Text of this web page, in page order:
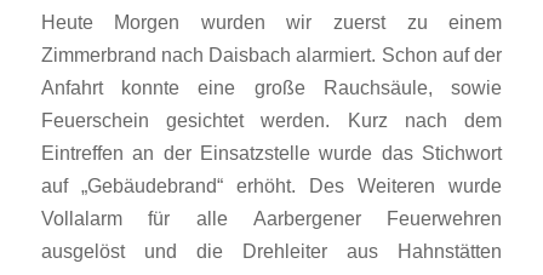
Heute Morgen wurden wir zuerst zu einem
Zimmerbrand nach Daisbach alarmiert. Schon auf der
Anfahrt konnte eine große Rauchsäule, sowie
Feuerschein gesichtet werden. Kurz nach dem
Eintreffen an der Einsatzstelle wurde das Stichwort
auf „Gebäudebrand“ erhöht. Des Weiteren wurde
Vollalarm für alle Aarbergener Feuerwehren
ausgelöst und die Drehleiter aus Hahnstätten